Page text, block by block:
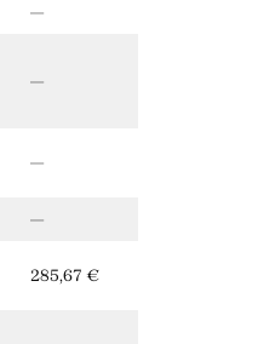
—
—
—
—
285,67 €